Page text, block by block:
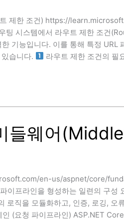
제한 조건) https://
시스템에서 라우트 제한 조건
기능입니다. 이를 통해 특정
습니다.
라우트 제한 조건의 필
들웨어
en-us/aspnet/core/
이프라인을 형성하는 일련의 구성
로직을 모듈화하고, 인증, 로깅,
인 (요청 파이프라인) ASP.NET